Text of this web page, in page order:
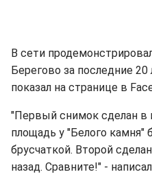
В сети
Берегово за последние
показал на странице в
"Первый снимок сделан в
площадь у "Белого камня"
брусчаткой. Второй
назад. Сравните!" -